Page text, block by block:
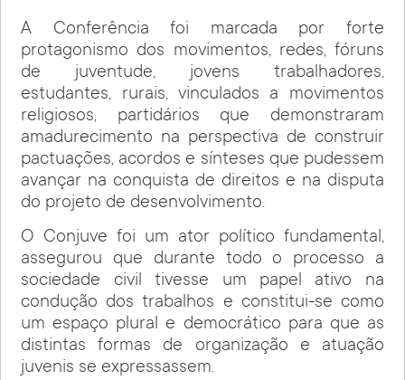
A Conferência foi marcada por forte
protagonismo dos movimentos, redes, fóruns
de juventude, jovens trabalhadores,
estudantes, rurais, vinculados a movimentos
religiosos, partidários que demonstraram
amadurecimento na perspectiva de construir
pactuações, acordos e sínteses que pudessem
avançar na conquista de direitos e na disputa
do projeto de desenvolvimento.
O Conjuve foi um ator político fundamental,
assegurou que durante todo o processo a
sociedade civil tivesse um papel ativo na
condução dos trabalhos e constitui-se como
um espaço plural e democrático para que as
distintas formas de organização e atuação
juvenis se expressassem.